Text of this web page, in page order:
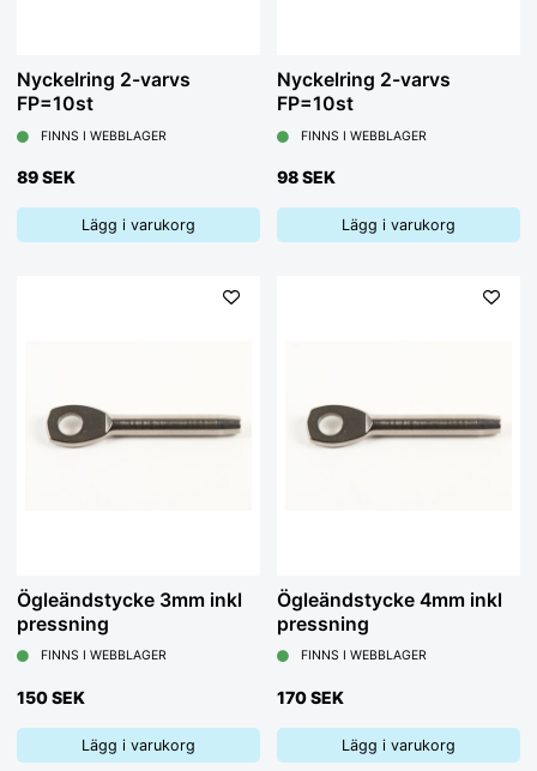
Nyckelring 2-varvs
FP=10st
FINNS I WEBBLAGER
89 SEK
Lägg i varukorg
Nyckelring 2-varvs
FP=10st
FINNS I WEBBLAGER
98 SEK
Lägg i varukorg
Ögleändstycke 3mm inkl
pressning
FINNS I WEBBLAGER
150 SEK
Lägg i varukorg
Ögleändstycke 4mm inkl
pressning
FINNS I WEBBLAGER
170 SEK
Lägg i varukorg